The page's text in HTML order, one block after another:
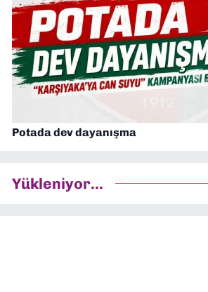
Potada dev dayanışma
Yükleniyor...